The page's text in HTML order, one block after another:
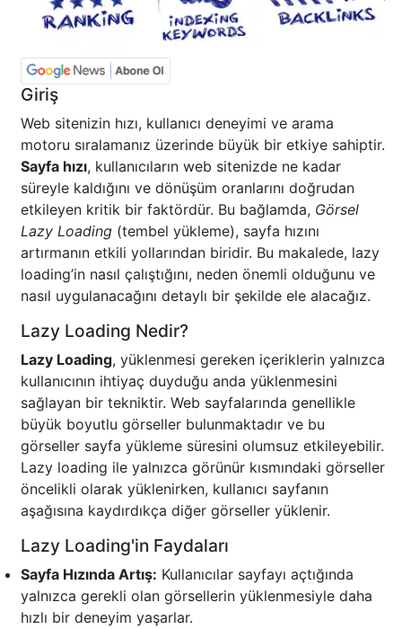
Giriş
Web sitenizin hızı, kullanıcı deneyimi ve arama
motoru sıralamanız üzerinde büyük bir etkiye sahiptir.
Sayfa hızı, kullanıcıların web sitenizde ne kadar
süreyle kaldığını ve dönüşüm oranlarını doğrudan
etkileyen kritik bir faktördür. Bu bağlamda, Görsel
Lazy Loading (tembel yükleme), sayfa hızını
artırmanın etkili yollarından biridir. Bu makalede, lazy
loading’in nasıl çalıştığını, neden önemli olduğunu ve
nasıl uygulanacağını detaylı bir şekilde ele alacağız.
Lazy Loading Nedir?
Lazy Loading, yüklenmesi gereken içeriklerin yalnızca
kullanıcının ihtiyaç duyduğu anda yüklenmesini
sağlayan bir tekniktir. Web sayfalarında genellikle
büyük boyutlu görseller bulunmaktadır ve bu
görseller sayfa yükleme süresini olumsuz etkileyebilir.
Lazy loading ile yalnızca görünür kısmındaki görseller
öncelikli olarak yüklenirken, kullanıcı sayfanın
aşağısına kaydırdıkça diğer görseller yüklenir.
Lazy Loading'in Faydaları
Sayfa Hızında Artış: Kullanıcılar sayfayı açtığında
yalnızca gerekli olan görsellerin yüklenmesiyle daha
hızlı bir deneyim yaşarlar.